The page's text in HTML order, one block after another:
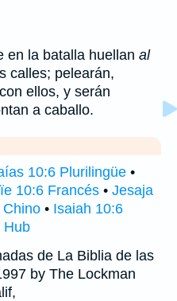
en la batalla huellan al
calles; pelearán,
con ellos, y serán
a caballo.
10:6 Plurilingüe •
10:6 Francés • Jesaja
• Isaiah 10:6
Hub
de La Biblia de las
by The Lockman